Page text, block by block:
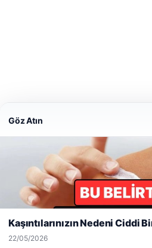
Web sitemizi nasıl kullandığınızı
deneyiminizi kişiselleştirmek ve
Reddet
Göz Atın
Kaşıntılarınızın Nedeni Ciddi
22/05/2026